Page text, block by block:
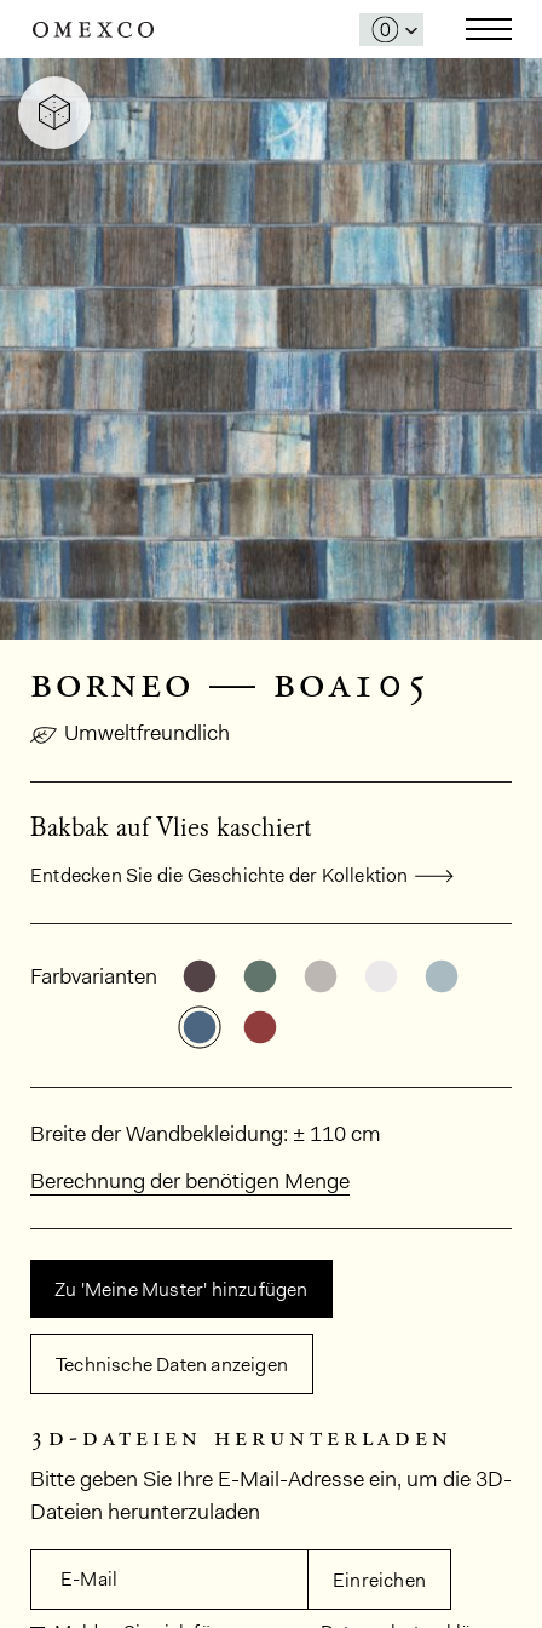
borneo — boa105
Umweltfreundlich
Bakbak auf Vlies kaschiert
Entdecken Sie die Geschichte der Kollektion
Farbvarianten Weitere Varianten entdecken:
Weitere Varianten
Weitere Varianten
Weitere
Weitere Varianten entdecken:
Abmessungen
Breite der Wandbekleidung: ± 110 cm
Berechnung der benötigen Menge
Zu 'Meine Muster' hinzufügen
Technische Daten anzeigen
3d-dateien herunterladen
Bitte geben Sie Ihre E-Mail-Adresse ein, um die 3D-
Dateien herunterzuladen
E-Mail Einreichen